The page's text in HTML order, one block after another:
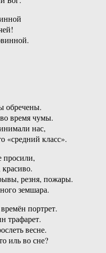
обречены.
время чумы.
нас,
«средний класс».
просили,
резня, пожары.
земшара.
портрет.
трафарет.
весне.
иль во сне?